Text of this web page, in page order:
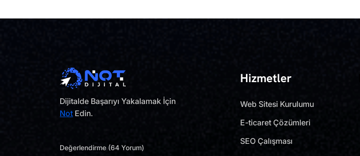
Dijitalde Başarıyı Yakalamak İçin
Not Edin.
Değerlendirme (64 Yorum)
Hizmetler
Web Sitesi Kurulumu
E-ticaret Çözümleri
SEO Çalışması